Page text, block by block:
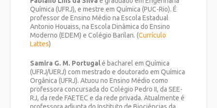
Química (UFRJ), e mestre em Química (PUC-Rio). É
professor de Ensino Médio na Escola Estadual
Antonio Houaiss, na Escola Dinâmica do Ensino
Moderno (EDEM) e Colégio Barilan. (Currículo
Lattes)
Samira G. M. Portugalé bacharel em Química
(UFRJ/UERJ) com mestrado e doutorado em Química
Orgânica (UFRJ). Atuou no Ensino Médio como
professora concursada do Colégio Pedro II, da SEE-
RJ, da rede FAETEC e da rede privada. Atualmente é